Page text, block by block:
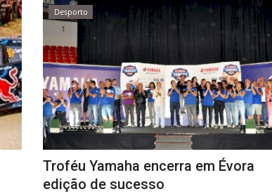
Desporto
Troféu Yamaha encerra em Évora
edição de sucesso